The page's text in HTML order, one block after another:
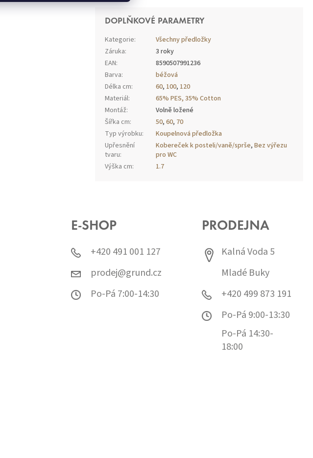
DOPLŇKOVÉ PARAMETRY
Kategorie:
Všechny předložky
Záruka:
3 roky
EAN:
8590507991236
Barva:
béžová
Délka cm: 60, 100, 120
Materiál:
65% PES, 35% Cotton
Montáž:
Volně ložené
Šířka cm: 50,60, 70
Typ výrobku:
Koupelnová předložka
Upřesnění
tvaru:
Kobereček k posteli/vaně/sprše,Bez výřezu
pro WC
Výška cm:
1.7
E-SHOP
+420 491 001 127
prodej@grund.cz
Po-Pá 7:00-14:30
PRODEJNA
Kalná Voda 5
Mladé Buky
+420 499 873 191
Po-Pá 9:00-13:30
Po-Pá 14:30-
18:00